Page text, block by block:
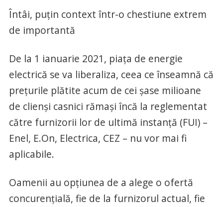
Întâi, puțin context într-o chestiune extrem
de importantă
De la 1 ianuarie 2021, piața de energie
electrică se va liberaliza, ceea ce înseamnă că
prețurile plătite acum de cei șase milioane
de clienși casnici rămași încă la reglementat
către furnizorii lor de ultimă instanță (FUI) –
Enel, E.On, Electrica, CEZ – nu vor mai fi
aplicabile.
Oamenii au opțiunea de a alege o ofertă
concurențială, fie de la furnizorul actual, fie